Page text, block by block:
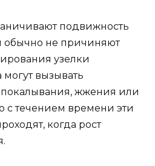
подвижность
обычно не причиняют
узелки
вызывать
жжения или
с течением времени эти
когда рост